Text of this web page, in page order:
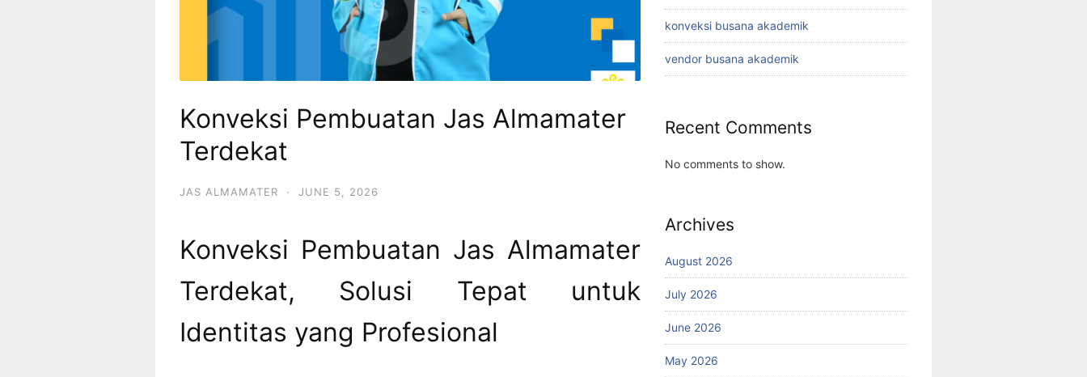
Konveksi Pembuatan Jas Almamater
Terdekat
JAS ALMAMATER · JUNE 5, 2026
Konveksi Pembuatan Jas Almamater
Terdekat, Solusi Tepat untuk
Identitas yang Profesional
konveksi busana akademik
vendor busana akademik
Recent Comments
No comments to show.
Archives
August 2026
July 2026
June 2026
May 2026